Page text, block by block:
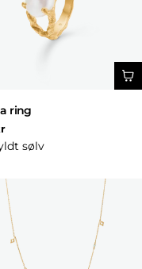
ring
sølv